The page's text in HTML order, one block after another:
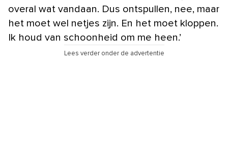
overal wat vandaan. Dus ontspullen, nee, maar
het moet wel netjes zijn. En het moet kloppen.
Ik houd van schoonheid om me heen.’
Lees verder onder de advertentie